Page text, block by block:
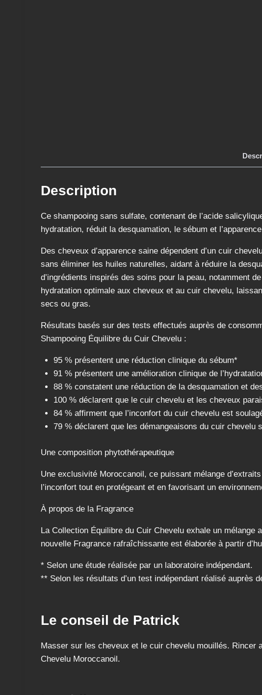
Description
Ce shampooing sans sulfate, contenant de l’acide
hydratation, réduit la desquamation, le sébum et
Des cheveux d’apparence saine dépendent d’un cuir
sans éliminer les huiles naturelles, aidant à réduire la
d’ingrédients inspirés des soins pour la peau, notamment
hydratation optimale aux cheveux et au cuir chevelu,
secs ou gras.
Résultats basés sur des tests effectués auprès de
Shampooing Équilibre du Cuir Chevelu :
95 % présentent une réduction clinique du sébum*
91 % présentent une amélioration clinique de
88 % constatent une réduction de la desquamation et
100 % déclarent que le cuir chevelu et les cheveux
84 % affirment que l’inconfort du cuir chevelu est
79 % déclarent que les démangeaisons du cuir chevelu
Une composition phytothérapeutique
Une exclusivité Moroccanoil, ce puissant mélange
l’inconfort tout en protégeant et en favorisant un
À propos de la Fragrance
La Collection Équilibre du Cuir Chevelu exhale un mélange
nouvelle Fragrance rafraîchissante est élaborée à partir
* Selon une étude réalisée par un laboratoire indépendant.
** Selon les résultats d’un test indépendant réalisé auprès
Le conseil de Patrick
Masser sur les cheveux et le cuir chevelu mouillés. Rincer
Chevelu Moroccanoil.